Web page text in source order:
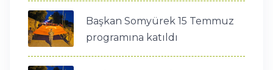
Başkan Somyürek 15 Temmuz
programına katıldı